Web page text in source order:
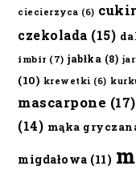
ciecierzyca (6)
czekolada (15)
imbir (7) jabłka (8)
(10) krewetki (6)
mascarpone (17)
(14) mąka
migdałowa (11)